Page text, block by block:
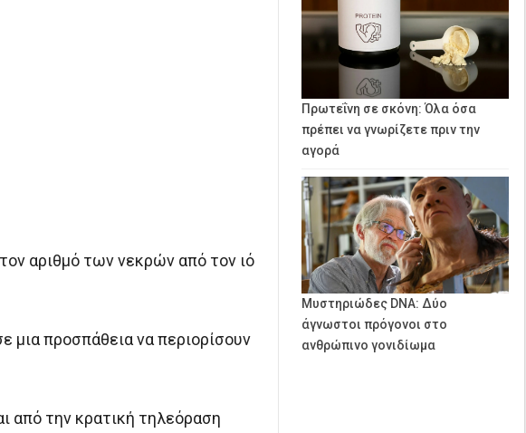
αριθμό των νεκρών από τον ιό
μια προσπάθεια να περιορίσουν
από την κρατική τηλεόραση
Πρωτεΐνη σε σκόνη: Όλα όσα
πρέπει να γνωρίζετε πριν την
αγορά
Μυστηριώδες DNA: Δύο
άγνωστοι πρόγονοι στο
ανθρώπινο γονιδίωμα